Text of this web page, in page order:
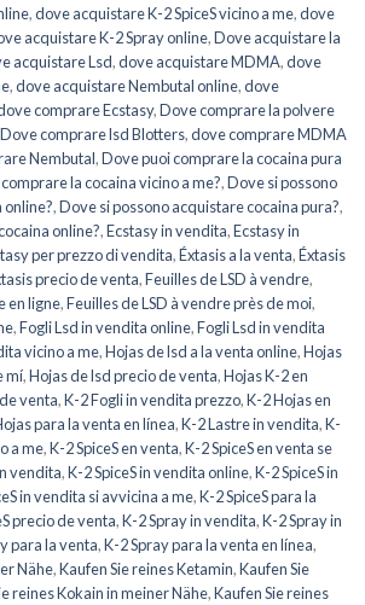
,dove acquistare K-2 SpiceS vicino a me,dove
acquistare K-2 Spray online,Dove acquistare la
acquistare Lsd,dove acquistare MDMA,dove
,dove acquistare Nembutal online,dove
comprare Ecstasy,Dove comprare la polvere
Dove comprare lsd Blotters,dove comprare MDMA
Nembutal,Dove puoi comprare la cocaina pura
la cocaina vicino a me?,Dove si possono
online?,Dove si possono acquistare cocaina pura?,
online?,Ecstasy in vendita,Ecstasy in
per prezzo di vendita,Éxtasis a la venta,Éxtasis
precio de venta,Feuilles de LSD à vendre,
en ligne,Feuilles de LSD à vendre près de moi,
,Fogli Lsd in vendita online,Fogli Lsd in vendita
vicino a me,Hojas de lsd a la venta online,Hojas
mí,Hojas de lsd precio de venta,Hojas K-2 en
venta,K-2 Fogli in vendita prezzo,K-2 Hojas en
para la venta en línea,K-2 Lastre in vendita,K-
a me,K-2 SpiceS en venta,K-2 SpiceS en venta se
vendita,K-2 SpiceS in vendita online,K-2 SpiceS in
in vendita si avvicina a me,K-2 SpiceS para la
precio de venta,K-2 Spray in vendita,K-2 Spray in
para la venta,K-2 Spray para la venta en línea,
Nähe,Kaufen Sie reines Ketamin,Kaufen Sie
reines Kokain in meiner Nähe,Kaufen Sie reines